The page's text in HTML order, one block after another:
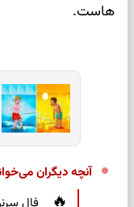
هاست.
آنچه دیگران